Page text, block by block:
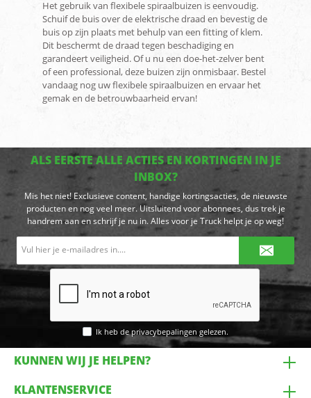
Het gebruik van flexibele spiraalbuizen is eenvoudig.
Schuif de buis over de elektrische draad en bevestig de
buis op zijn plaats met behulp van een fitting of klem.
Dit beschermt de draad tegen beschadiging en
garandeert veiligheid. Of u nu een doe-het-zelver bent
of een professional, deze buizen zijn onmisbaar. Bestel
vandaag nog uw flexibele spiraalbuizen en ervaar het
gemak en de betrouwbaarheid ervan!
ALS EERSTE ALLE ACTIES EN KORTINGEN IN JE
INBOX?
Mis het niet! Exclusieve content, handige kortingsacties, de nieuwste
producten en nog veel meer. Uitsluitend voor abonnees, dus trek je
handrem aan en schrijf je nu in. Alles voor je Truck helpt je op weg!
Ik heb deprivacybepalingen gelezen.
KUNNEN WIJ JE HELPEN?
KLANTENSERVICE